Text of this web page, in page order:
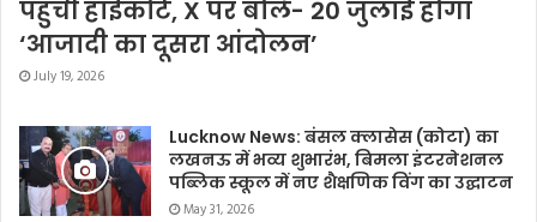
पहुंचीं हाईकोर्ट, X पर बोले- 20 जुलाई होगा
‘आजादी का दूसरा आंदोलन’
July 19, 2026
Lucknow News: बंसल क्लासेस (कोटा) का
लखनऊ में भव्य शुभारंभ, बिमला इंटरनेशनल
पब्लिक स्कूल में नए शैक्षणिक विंग का उद्घाटन
May 31, 2026